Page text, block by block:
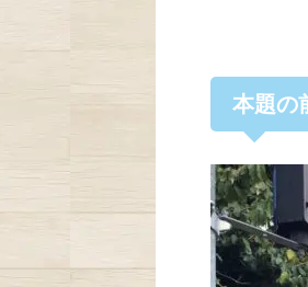
本題の